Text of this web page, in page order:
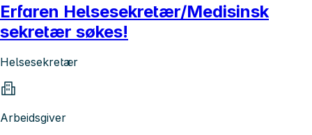
Erfaren Helsesekretær/Medisinsk
sekretær søkes!
Helsesekretær
Arbeidsgiver